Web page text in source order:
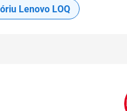
Lenovo LOQ